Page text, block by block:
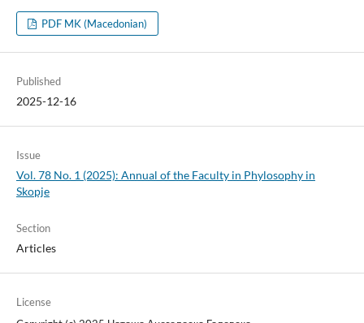
PDF MK (Macedonian)
Published
2025-12-16
Issue
Vol. 78 No. 1 (2025): Annual of the Faculty in Phylosophy in
Skopje
Section
Articles
License